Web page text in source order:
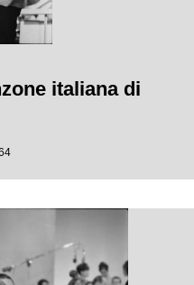
italiana di